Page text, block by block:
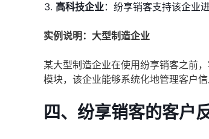
高科技企业：纷享销客支持该企业
实例说明：大型制造企业
某大型制造企业在使用纷享销客之前
模块，该企业能够系统化地管理客户
四、纷享销客的客户